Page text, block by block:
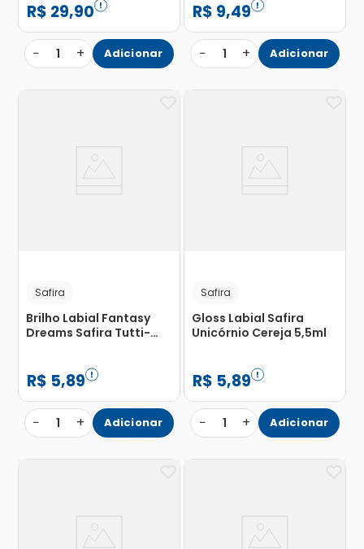
R$ 29,90
− 1 + Adicionar
R$ 9,49
− 1 + Adicionar
Safira
Brilho Labial Fantasy
Dreams Safira Tutti-
R$ 5,89
− 1 + Adicionar
Safira
Gloss Labial Safira
Unicórnio Cereja 5,5ml
R$ 5,89
− 1 + Adicionar